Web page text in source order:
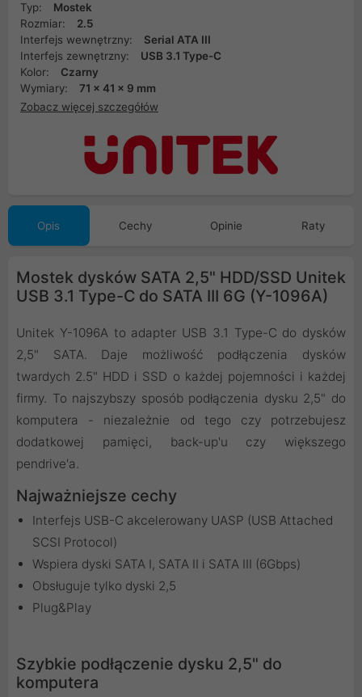
Typ:
Mostek
Rozmiar:
2.5
Interfejs wewnętrzny:
Serial ATA III
Interfejs zewnętrzny:
USB 3.1 Type-C
Kolor:
Czarny
Wymiary:
71 x 41 x 9 mm
Zobacz więcej szczegółów
Opis Cechy Opinie Raty
Mostek dysków SATA 2,5" HDD/SSD Unitek
USB 3.1 Type-C do SATA III 6G (Y-1096A)
Unitek Y-1096A to adapter USB 3.1 Type-C do dysków
2,5" SATA. Daje możliwość podłączenia dysków
twardych 2.5" HDD i SSD o każdej pojemności i każdej
firmy. To najszybszy sposób podłączenia dysku 2,5" do
komputera - niezależnie od tego czy potrzebujesz
dodatkowej pamięci, back-up'u czy większego
pendrive'a.
Najważniejsze cechy
Interfejs USB-C akcelerowany UASP (USB Attached
SCSI Protocol)
Wspiera dyski SATA I, SATA II i SATA III (6Gbps)
Obsługuje tylko dyski 2,5
Plug&Play
Szybkie podłączenie dysku 2,5" do
komputera